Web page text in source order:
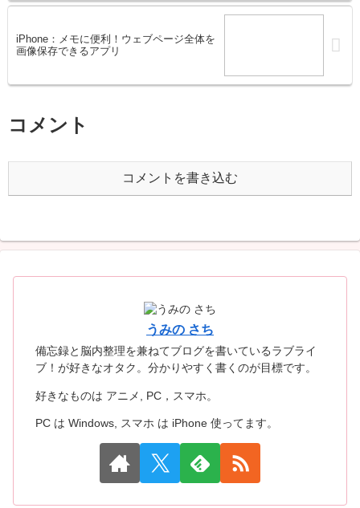
iPhone：メモに便利！ウェブページ全体を
画像保存できるアプリ
コメント
コメントを書き込む
うみの さち
備忘録と脳内整理を兼ねてブログを書いているラブライ
ブ！が好きなオタク。分かりやすく書くのが目標です。
好きなものは アニメ, PC，スマホ。
PC は Windows, スマホ は iPhone 使ってます。